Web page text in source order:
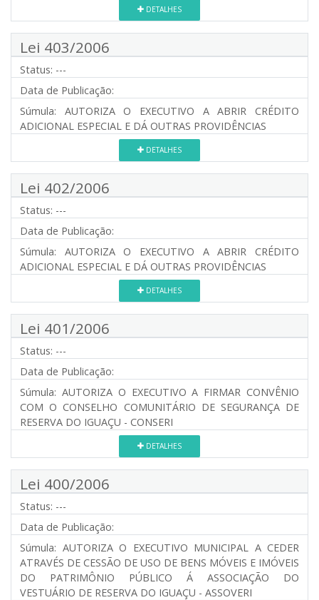
DETALHES
Lei 403/2006
Status: ---
Data de Publicação:
Súmula: AUTORIZA O EXECUTIVO A ABRIR CRÉDITO
ADICIONAL ESPECIAL E DÁ OUTRAS PROVIDÊNCIAS
DETALHES
Lei 402/2006
Status: ---
Data de Publicação:
Súmula: AUTORIZA O EXECUTIVO A ABRIR CRÉDITO
ADICIONAL ESPECIAL E DÁ OUTRAS PROVIDÊNCIAS
DETALHES
Lei 401/2006
Status: ---
Data de Publicação:
Súmula: AUTORIZA O EXECUTIVO A FIRMAR CONVÊNIO
COM O CONSELHO COMUNITÁRIO DE SEGURANÇA DE
RESERVA DO IGUAÇU - CONSERI
DETALHES
Lei 400/2006
Status: ---
Data de Publicação:
Súmula: AUTORIZA O EXECUTIVO MUNICIPAL A CEDER
ATRAVÉS DE CESSÃO DE USO DE BENS MÓVEIS E IMÓVEIS
DO PATRIMÔNIO PÚBLICO Á ASSOCIAÇÃO DO
VESTUÁRIO DE RESERVA DO IGUAÇU - ASSOVERI